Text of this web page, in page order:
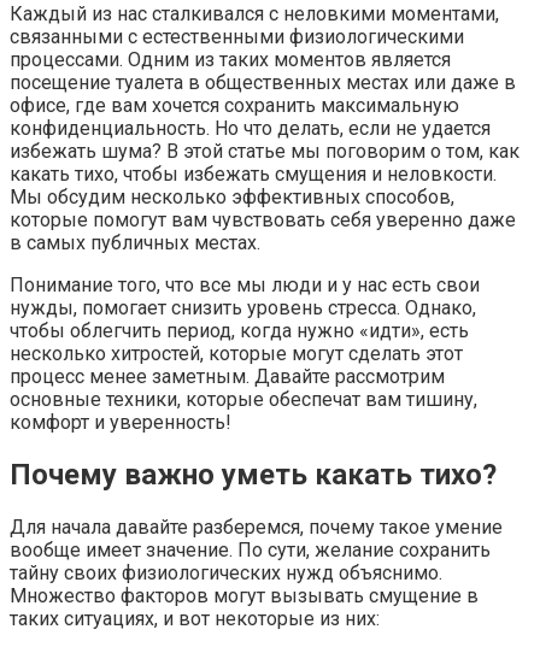
Каждый из нас сталкивался с неловкими моментами,
связанными с естественными физиологическими
процессами. Одним из таких моментов является
посещение туалета в общественных местах или даже в
офисе, где вам хочется сохранить максимальную
конфиденциальность. Но что делать, если не удается
избежать шума? В этой статье мы поговорим о том, как
какать тихо, чтобы избежать смущения и неловкости.
Мы обсудим несколько эффективных способов,
которые помогут вам чувствовать себя уверенно даже
в самых публичных местах.
Понимание того, что все мы люди и у нас есть свои
нужды, помогает снизить уровень стресса. Однако,
чтобы облегчить период, когда нужно «идти», есть
несколько хитростей, которые могут сделать этот
процесс менее заметным. Давайте рассмотрим
основные техники, которые обеспечат вам тишину,
комфорт и уверенность!
Почему важно уметь какать тихо?
Для начала давайте разберемся, почему такое умение
вообще имеет значение. По сути, желание сохранить
тайну своих физиологических нужд объяснимо.
Множество факторов могут вызывать смущение в
таких ситуациях, и вот некоторые из них: